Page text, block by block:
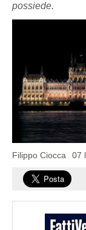
possiede.
Filippo Ciocca 07